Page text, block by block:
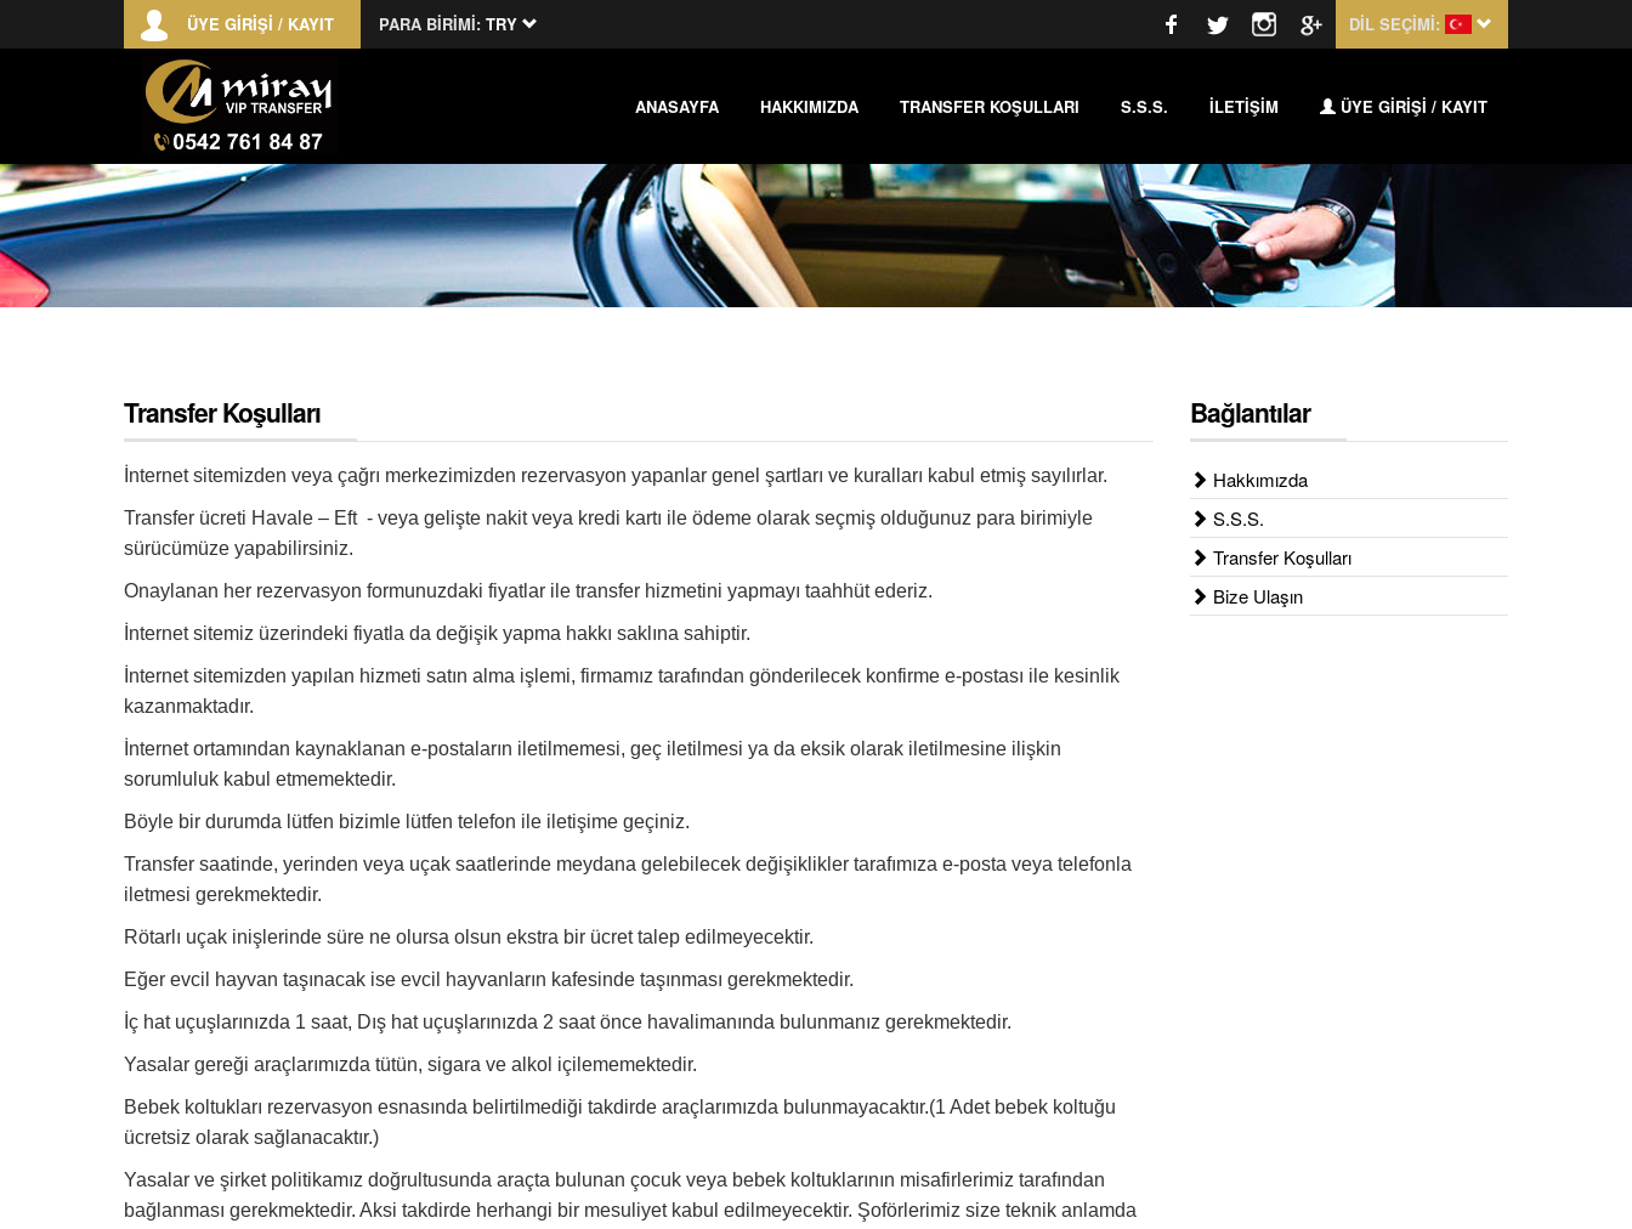
ÜYE GİRİŞİ / KAYIT PARA BİRİMİ: TRY DİL SEÇİMİ:
ANASAYFA HAKKIMIZDA TRANSFER KOŞULLARI S.S.S. İLETİŞİM ÜYE GİRİŞİ / KAYIT
Transfer Koşulları
İnternet sitemizden veya çağrı merkezimizden rezervasyon yapanlar genel şartları ve kuralları kabul etmiş sayılırlar.
Transfer ücreti Havale – Eft - veya gelişte nakit veya kredi kartı ile ödeme olarak seçmiş olduğunuz para birimiyle
sürücümüze yapabilirsiniz.
Onaylanan her rezervasyon formunuzdaki fiyatlar ile transfer hizmetini yapmayı taahhüt ederiz.
İnternet sitemiz üzerindeki fiyatla da değişik yapma hakkı saklına sahiptir.
İnternet sitemizden yapılan hizmeti satın alma işlemi, firmamız tarafından gönderilecek konfirme e-postası ile kesinlik
kazanmaktadır.
İnternet ortamından kaynaklanan e-postaların iletilmemesi, geç iletilmesi ya da eksik olarak iletilmesine ilişkin
sorumluluk kabul etmemektedir.
Böyle bir durumda lütfen bizimle lütfen telefon ile iletişime geçiniz.
Transfer saatinde, yerinden veya uçak saatlerinde meydana gelebilecek değişiklikler tarafımıza e-posta veya telefonla
iletmesi gerekmektedir.
Rötarlı uçak inişlerinde süre ne olursa olsun ekstra bir ücret talep edilmeyecektir.
Eğer evcil hayvan taşınacak ise evcil hayvanların kafesinde taşınması gerekmektedir.
İç hat uçuşlarınızda 1 saat, Dış hat uçuşlarınızda 2 saat önce havalimanında bulunmanız gerekmektedir.
Yasalar gereği araçlarımızda tütün, sigara ve alkol içilememektedir.
Bebek koltukları rezervasyon esnasında belirtilmediği takdirde araçlarımızda bulunmayacaktır.(1 Adet bebek koltuğu
ücretsiz olarak sağlanacaktır.)
Yasalar ve şirket politikamız doğrultusunda araçta bulunan çocuk veya bebek koltuklarının misafirlerimiz tarafından
bağlanması gerekmektedir. Aksi takdirde herhangi bir mesuliyet kabul edilmeyecektir. Şoförlerimiz size teknik anlamda
Bağlantılar
Hakkımızda
S.S.S.
Transfer Koşulları
Bize Ulaşın